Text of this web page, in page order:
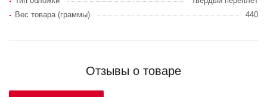
Вес товара (граммы)
440
Отзывы о товаре